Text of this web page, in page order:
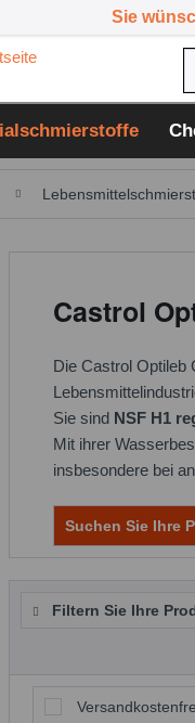
Sie
Castrol
Die Castrol Optileb
Sie sind NSF H1
Mit ihrer
insbesondere bei
Suchen Sie Ihre
Filtern Sie Ihre